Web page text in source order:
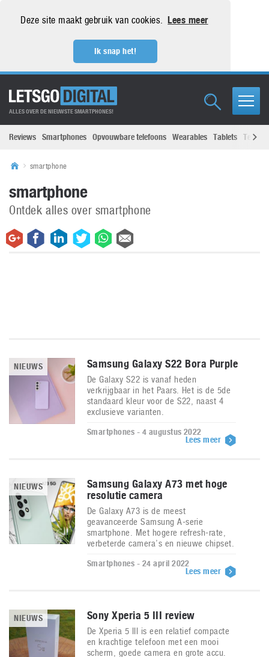
Deze site maakt gebruik van cookies. Lees meer
Ik snap het!
ALLES OVER DE NIEUWSTE SMARTPHONES!
Reviews Smartphones Opvouwbare telefoons Wearables Tablets
smartphone
smartphone
Ontdek alles over smartphone
NIEUWS Samsung Galaxy S22 Bora Purple
De Galaxy S22 is vanaf heden
verkrijgbaar in het Paars. Het is de 5de
standaard kleur voor de S22, naast 4
exclusieve varianten.
Smartphones - 4 augustus 2022
Lees meer
NIEUWS
Samsung Galaxy A73 met hoge
resolutie camera
De Galaxy A73 is de meest
geavanceerde Samsung A-serie
smartphone. Met hogere refresh-rate,
verbeterde camera’s en nieuwe chipset.
Smartphones - 24 april 2022
Lees meer
NIEUWS Sony Xperia 5 III review
De Xperia 5 III is een relatief compacte
en krachtige telefoon met een mooi
scherm, goede camera en grote accu.